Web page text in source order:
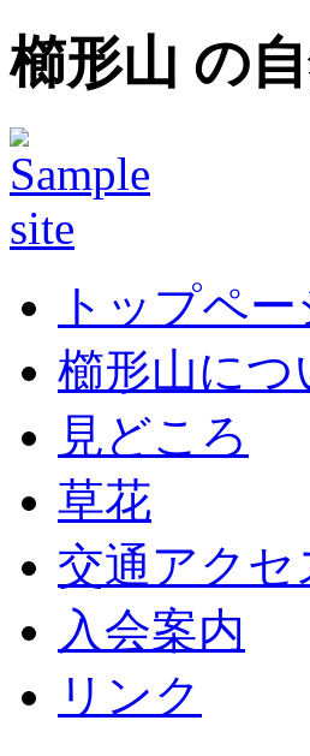
櫛形山 の
トップペー
櫛形山につ
見どころ
草花
交通アクセ
入会案内
リンク